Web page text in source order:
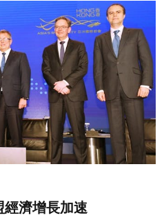
經濟增長加速